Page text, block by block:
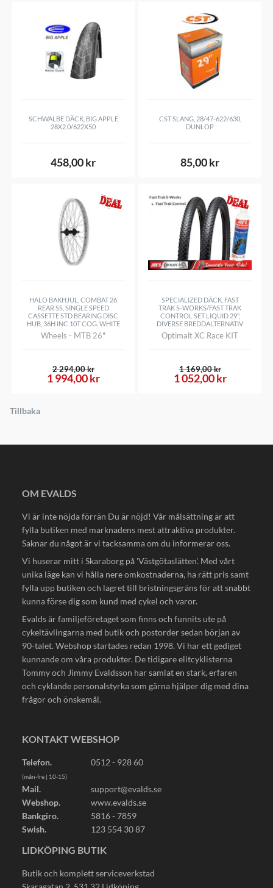
SCHWALBE DÄCK, BIG APPLE
28X2.0/622X50
458,00 kr
CST SLANG, 28/47-622/630,
DUNLOP
85,00 kr
HALO BAKHJUL, COMBAT 26
REAR SS, SINGLE SPEED
CASSETTE STD BEARING DISC
HUB, 36H INC 10T COG, WHITE
Wheels - MTB 26"
1 994,00 kr
2 294,00 kr
SPECIALIZED DÄCK, FAST
TRAK S-WORKS/FAST TRAK
CONTROL SET LIQUID 29",
DIVERSE BREDDALTERNATIV
Optimalt XC Race KIT
1 052,00 kr
1 169,00 kr
Tillbaka
OM EVALDS
Vi är inte nöjda förrän Du är nöjd! Vår målsättning är att
fylla butiken med marknadens mest attraktiva produkter.
Saknar du något är vi tacksamma om du informerar oss.
Vi huserar mitt i Skaraborg på 'Västgötaslätten'. Med vårt
unika läge kan vi hålla nere omkostnaderna, ha rätt pris samt
fylla upp butiken och lagret till bristningsgräns för att snabbt
kunna förse dig som kund med cykel och varor.
Evalds är familjeföretaget som finns och funnits ute på
cykeltävlingarna med butik och postorder sedan början av
90-talet. Webshop startades redan 1998. Vi har ett gediget
kunnande om våra produkter. De tidigare elitcyklisterna
Tommy och Jimmy Evaldsson har samlat en stark, erfaren
och cyklande personalstyrka som gärna hjälper dig med dina
frågor och önskemål.
KONTAKT WEBSHOP
Telefon. 0512 - 928 60
(mån-fre | 10-15)
Mail.
support@evalds.se
Webshop.
www.evalds.se
Bankgiro.
5816 - 7859
Swish.
123 554 30 87
LIDKÖPING BUTIK
Butik och komplett serviceverkstad